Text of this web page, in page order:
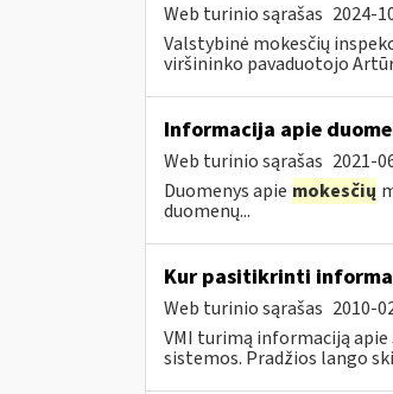
Web turinio sąrašas 2024-
Valstybinė mokesčių
viršininko pavaduotojo
Informacija apie
Web turinio sąrašas 2021-
Duomenys apie mokesčių
duomenų...
Kur pasitikrinti
Web turinio sąrašas 2010-
VMI turimą informaciją
sistemos. Pradžios lango